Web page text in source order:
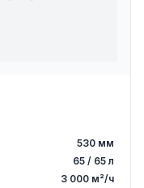
530 мм
65 / 65 л
3 000 м²/ч